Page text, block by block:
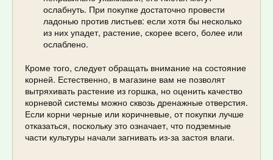
ослабнуть. При покупке достаточно провести
ладонью против листьев: если хотя бы несколько
из них упадет, растение, скорее всего, более или
ослаблено.
Кроме того, следует обращать внимание на состояние
корней. Естественно, в магазине вам не позволят
вытряхивать растение из горшка, но оценить качество
корневой системы можно сквозь дренажные отверстия.
Если корни черные или коричневые, от покупки лучше
отказаться, поскольку это означает, что подземные
части культуры начали загнивать из-за застоя влаги.